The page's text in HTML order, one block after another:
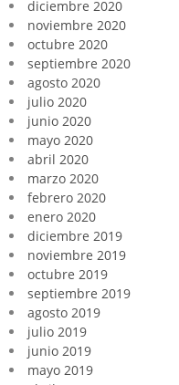
diciembre 2020
noviembre 2020
octubre 2020
septiembre 2020
agosto 2020
julio 2020
junio 2020
mayo 2020
abril 2020
marzo 2020
febrero 2020
enero 2020
diciembre 2019
noviembre 2019
octubre 2019
septiembre 2019
agosto 2019
julio 2019
junio 2019
mayo 2019